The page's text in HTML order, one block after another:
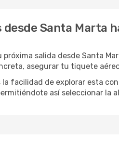
Santa Marta
salida desde Santa
asegurar tu tiquete
la facilidad de explorar esta
así seleccionar la